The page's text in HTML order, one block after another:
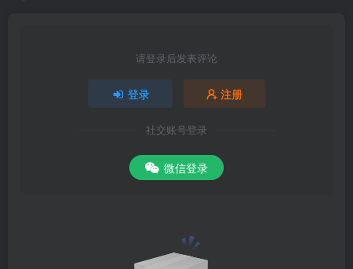
请登录后发表评论
登录 注册
社交账号登录
微信登录